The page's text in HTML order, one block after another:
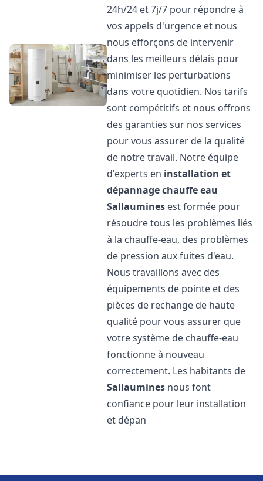
24h/24 et 7j/7 pour répondre à
vos appels d'urgence et nous
nous efforçons de intervenir
dans les meilleurs délais pour
minimiser les perturbations
dans votre quotidien. Nos tarifs
sont compétitifs et nous offrons
des garanties sur nos services
pour vous assurer de la qualité
de notre travail. Notre équipe
d'experts en installation et
dépannage chauffe eau
Sallaumines est formée pour
résoudre tous les problèmes liés
à la chauffe-eau, des problèmes
de pression aux fuites d'eau.
Nous travaillons avec des
équipements de pointe et des
pièces de rechange de haute
qualité pour vous assurer que
votre système de chauffe-eau
fonctionne à nouveau
correctement. Les habitants de
Sallaumines nous font
confiance pour leur installation
et dépan